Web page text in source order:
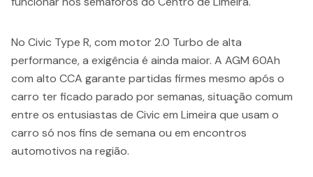
No Civic Type R, com motor 2.0 Turbo de alta
performance, a exigência é ainda maior. A AGM 60Ah
com alto CCA garante partidas firmes mesmo após o
carro ter ficado parado por semanas, situação comum
entre os entusiastas de Civic em Limeira que usam o
carro só nos fins de semana ou em encontros
automotivos na região.